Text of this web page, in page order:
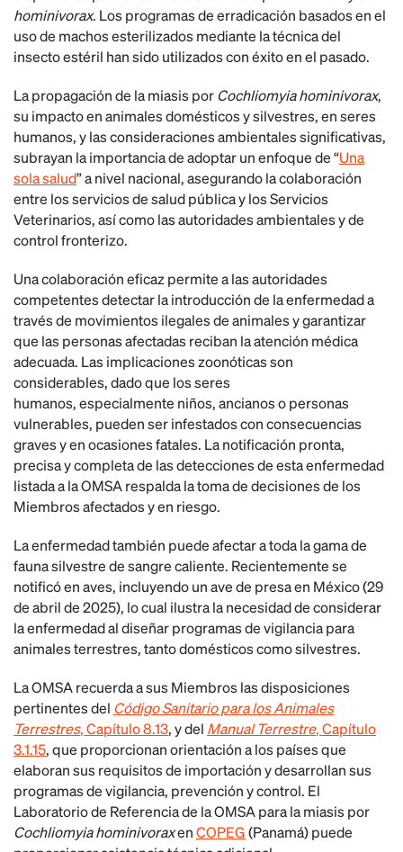
hominivorax. Los programas de erradicación basados en el
uso de machos esterilizados mediante la técnica del
insecto estéril han sido utilizados con éxito en el pasado.
La propagación de la miasis porCochliomyia hominivorax,
su impacto en animales domésticos y silvestres, en seres
humanos, y las consideraciones ambientales significativas,
subrayan la importancia de adoptar un enfoque de “Una
sola salud” a nivel nacional, asegurando la colaboración
entre los servicios de salud pública y los Servicios
Veterinarios, así como las autoridades ambientales y de
control fronterizo.
Una colaboración eficaz permite a las autoridades
competentes detectar la introducción de la enfermedad a
través de movimientos ilegales de animales y garantizar
que las personas afectadas reciban la atención médica
adecuada. Las implicaciones zoonóticas son
considerables, dado que los seres
humanos, especialmente niños, ancianos o personas
vulnerables, pueden ser infestados con consecuencias
graves y en ocasiones fatales. La notificación pronta,
precisa y completa de las detecciones de esta enfermedad
listada a la OMSA respalda la toma de decisiones de los
Miembros afectados y en riesgo.
La enfermedad también puede afectar a toda la gama de
fauna silvestre de sangre caliente. Recientemente se
notificó en aves, incluyendo un ave de presa en México (29
de abril de 2025), lo cual ilustra la necesidad de considerar
la enfermedad al diseñar programas de vigilancia para
animales terrestres, tanto domésticos como silvestres.
La OMSA recuerda a sus Miembros las disposiciones
pertinentes del Código Sanitario para los Animales
Terrestres, Capítulo 8.13, y del Manual Terrestre, Capítulo
3.1.15, que proporcionan orientación a los países que
elaboran sus requisitos de importación y desarrollan sus
programas de vigilancia, prevención y control. El
Laboratorio de Referencia de la OMSA para la miasis por
Cochliomyia hominivoraxenCOPEG(Panamá) puede